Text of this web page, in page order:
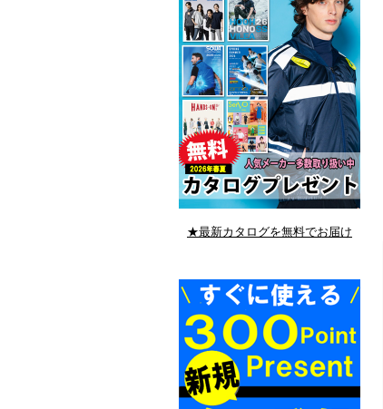
★最新カタログを無料でお届け